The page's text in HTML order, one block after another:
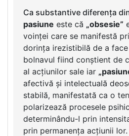
Ca substantive diferența
pasiune este că „obsesie”
voinței care se manifestă
dorința irezistibilă de a
bolnavul fiind conștient de
al acțiunilor sale iar
afectivă și intelectuală
stabilă, manifestată ca o
polarizează procesele
determinându-l prin
prin permanența acțiunii lor.